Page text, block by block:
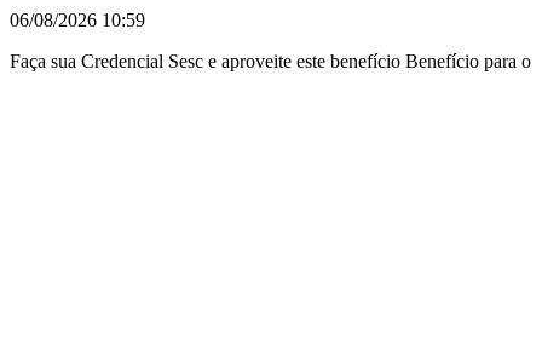
06/08/2026 10:59
Faça sua Credencial Sesc e aproveite este benefício Benefício para o